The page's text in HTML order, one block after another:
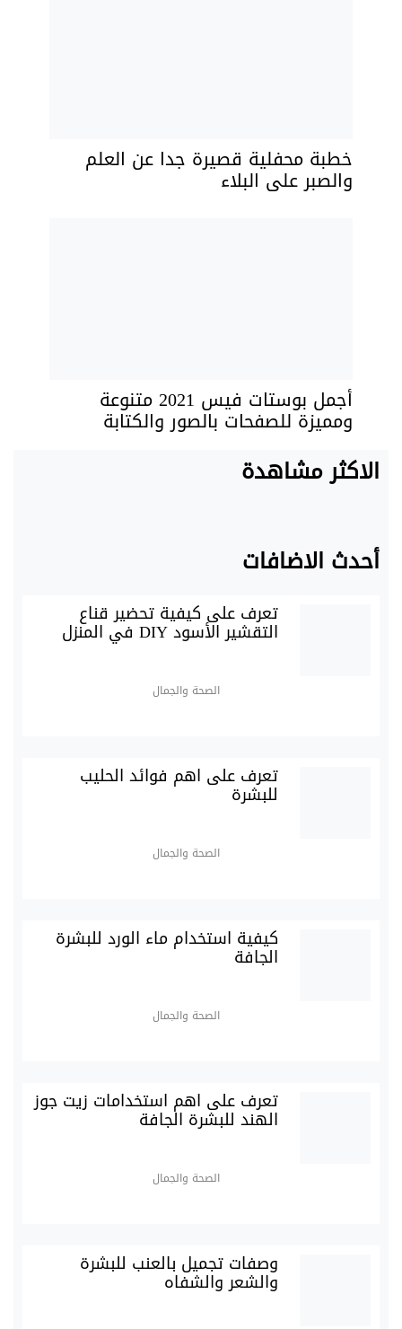
خطبة محفلية قصيرة جدا عن العلم
والصبر على البلاء
أجمل بوستات فيس 2021 متنوعة
ومميزة للصفحات بالصور والكتابة
الاكثر مشاهدة
أحدث الاضافات
تعرف على كيفية تحضير قناع
التقشير الأسود DIY في المنزل
الصحة والجمال
تعرف على اهم فوائد الحليب
للبشرة
الصحة والجمال
كيفية استخدام ماء الورد للبشرة
الجافة
الصحة والجمال
تعرف على اهم استخدامات زيت جوز
الهند للبشرة الجافة
الصحة والجمال
وصفات تجميل بالعنب للبشرة
والشعر والشفاه